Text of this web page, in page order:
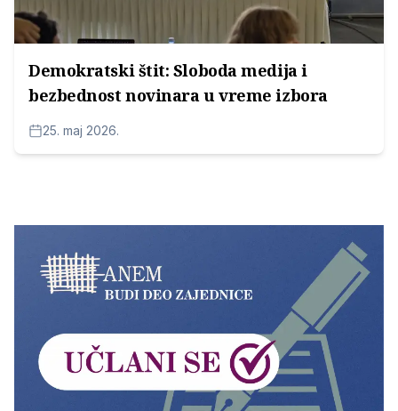
Demokratski štit: Sloboda medija i
bezbednost novinara u vreme izbora
25. maj 2026.